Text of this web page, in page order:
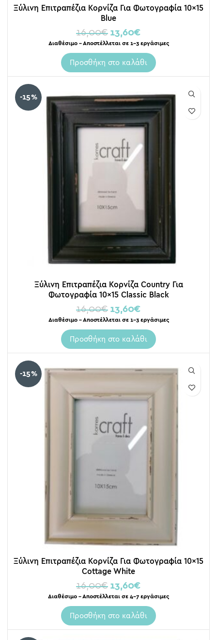
Ξύλινη Επιτραπέζια Κορνίζα Για Φωτογραφία 10×15
Blue
16,00€ 13,60€
Διαθέσιμο – Αποστέλλεται σε 1-3 εργάσιμες
Προσθήκη στο καλάθι
-15%
Ξύλινη Επιτραπέζια Κορνίζα Country Για
Φωτογραφία 10×15 Classic Black
16,00€ 13,60€
Διαθέσιμο – Αποστέλλεται σε 1-3 εργάσιμες
Προσθήκη στο καλάθι
-15%
Ξύλινη Επιτραπέζια Κορνίζα Για Φωτογραφία 10×15
Cottage White
16,00€ 13,60€
Διαθέσιμο – Αποστέλλεται σε 4-7 εργάσιμες
Προσθήκη στο καλάθι